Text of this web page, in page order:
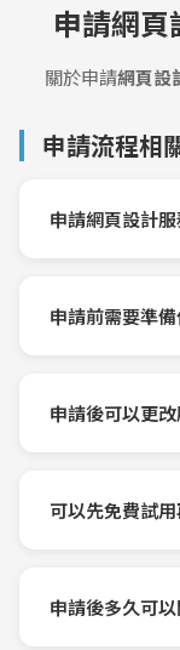
申請網
關於申請網頁設
申請流程相
申請網頁設計
申請前需要準
申請後可以更
可以先免費試
申請後多久可